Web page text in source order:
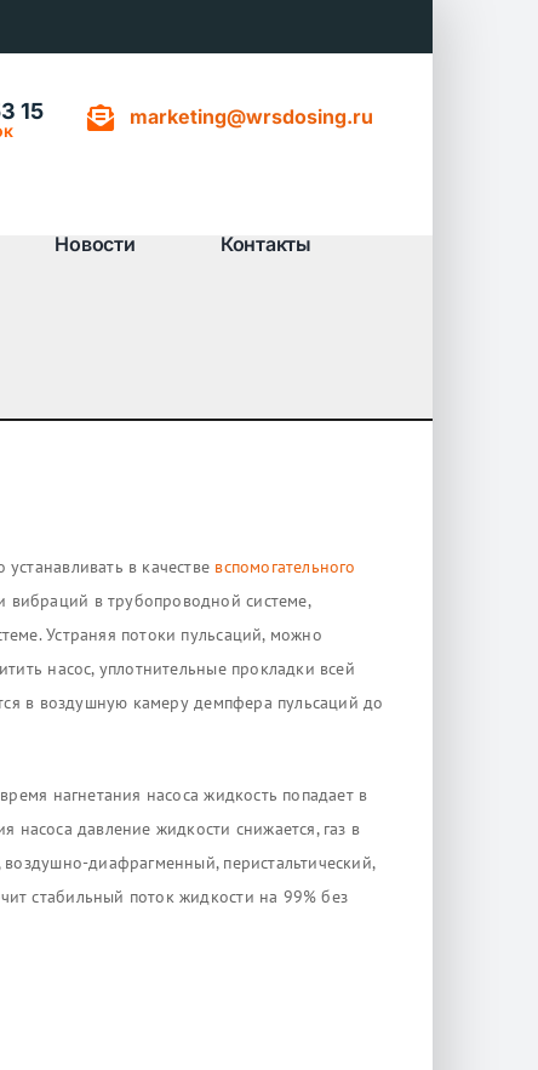
15 marketing@wrsdosing.ru
Новости Контакты
в качестве вспомогательного
вибраций в трубопроводной системе,
Устраняя потоки пульсаций, можно
насос, уплотнительные прокладки всей
в воздушную камеру демпфера пульсаций до
нагнетания насоса жидкость попадает в
насоса давление жидкости снижается, газ в
диафрагменный, перистальтический,
стабильный поток жидкости на 99% без